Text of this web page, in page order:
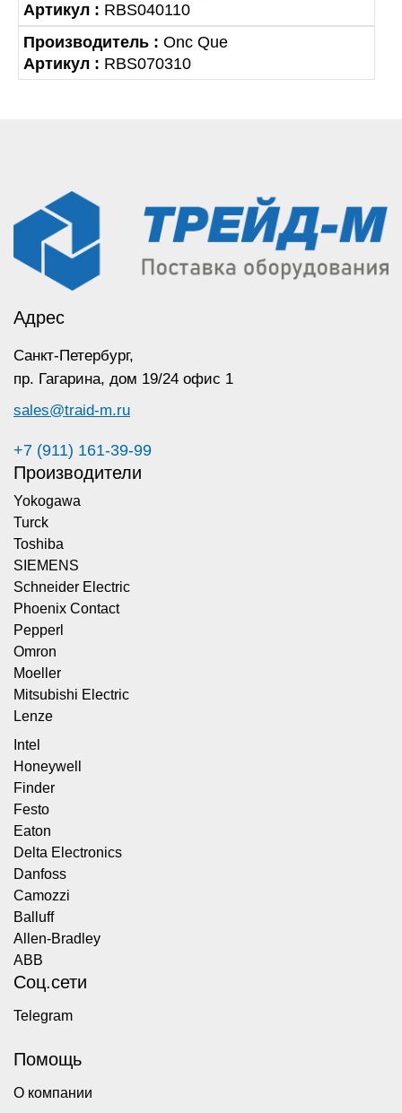
Артикул : RBS040110
Производитель : Onc Que
Артикул : RBS070310
Адрес
Санкт-Петербург,
пр. Гагарина, дом 19/24 офис 1
sales@traid-m.ru
+7 (911) 161-39-99
Производители
Yokogawa
Turck
Toshiba
SIEMENS
Schneider Electric
Phoenix Contact
Pepperl
Omron
Moeller
Mitsubishi Electric
Lenze
Intel
Honeywell
Finder
Festo
Eaton
Delta Electronics
Danfoss
Camozzi
Balluff
Allen-Bradley
ABB
Соц.сети
Telegram
Помощь
О компании